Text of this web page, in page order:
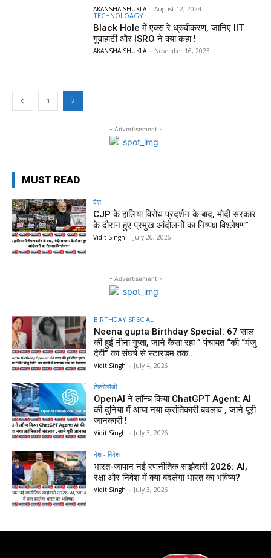
AKANSHA SHUKLA - August 12, 2024
TECHNOLOAGY
Black Hole में एक्स रे ध्रुवीकरण, जानिए IIT
गुवाहाटी और ISRO ने क्या कहा !
AKANSHA SHUKLA - November 16, 2023
1 2
- Advertisement -
MUST READ
देश
CJP के हालिया विरोध प्रदर्शन के बाद, मोदी सरकार
के दौरान हुए प्रमुख आंदोलनों का निष्पक्ष विश्लेषण”
Vidit Singh - July 26, 2026
- Advertisement -
BIRTHDAY SPECIAL
Neena gupta Birthday Special: 67 साल
की हुईं नीना गुप्ता, जाने कैसा रहा ” पंचायत “की “मंजु
देवी” का संघर्ष से स्टारडम तक...
Vidit Singh - July 4, 2026
टेक्नोलॉजी
OpenAI ने लॉन्च किया ChatGPT Agent: AI
की दुनिया में आया नया क्रांतिकारी बदलाव , जाने पूरी
जानकारी !
Vidit Singh - July 3, 2026
देश - विदेश
भारत-जापान नई रणनीतिक साझेदारी 2026: AI,
रक्षा और निवेश में क्या बदलेगा भारत का भविष्य?
Vidit Singh - July 3, 2026